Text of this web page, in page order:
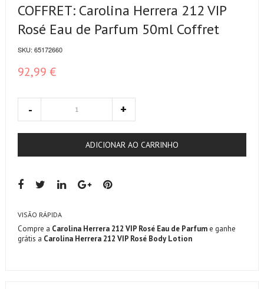
COFFRET: Carolina Herrera 212 VIP
Rosé Eau de Parfum 50ml Coffret
SKU: 65172660
92,99 €
ADICIONAR AO CARRINHO
VISÃO RÁPIDA
Compre a Carolina Herrera 212 VIP Rosé Eau de Parfum e ganhe
grátis a Carolina Herrera 212 VIP Rosé Body Lotion